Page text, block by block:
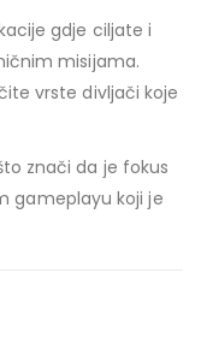
gdje ciljate i
misijama.
vrste divljači koje
znači da je fokus
gameplayu koji je